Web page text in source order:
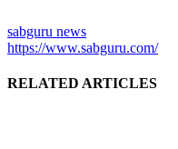
sabguru news
https://www.sabguru.com/
RELATED ARTICLES